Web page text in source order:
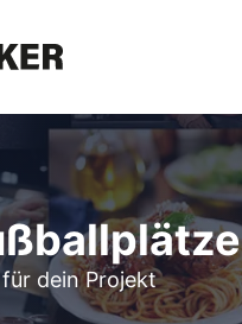
dein Projekt